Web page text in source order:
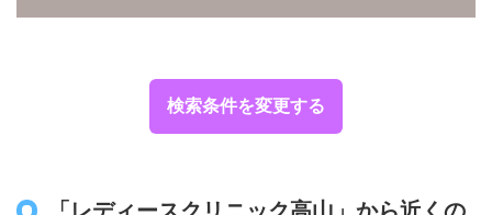
検索条件を変更する